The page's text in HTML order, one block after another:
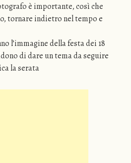
è importante, così che
tornare indietro nel tempo e
l’immagine della festa dei 18
di dare un tema da seguire
la serata